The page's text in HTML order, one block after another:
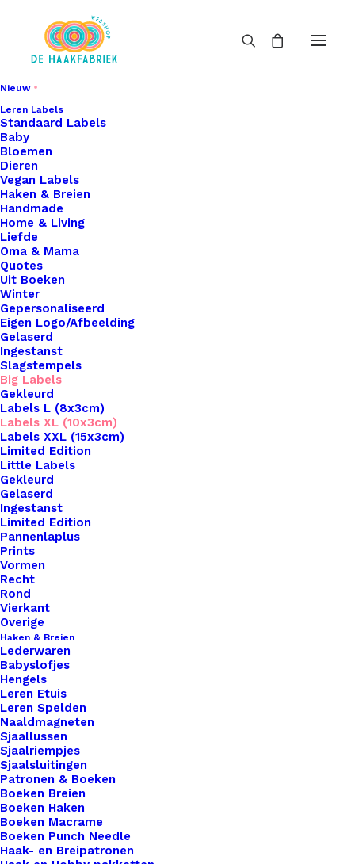
Nieuw
Leren Labels
Standaard Labels
Baby
Bloemen
Dieren
Vegan Labels
Haken & Breien
Handmade
Home & Living
Liefde
Oma & Mama
Quotes
Uit Boeken
Winter
Gepersonaliseerd
Eigen Logo/Afbeelding
Gelaserd
Ingestanst
Slagstempels
Big Labels
Gekleurd
Labels L (8x3cm)
Labels XL (10x3cm)
Labels XXL (15x3cm)
Limited Edition
Little Labels
Gekleurd
Gelaserd
Ingestanst
Limited Edition
Pannenlaplus
Prints
Vormen
Recht
Rond
Vierkant
Overige
Haken & Breien
Lederwaren
Babyslofjes
Hengels
Leren Etuis
Leren Spelden
Naaldmagneten
Sjaallussen
Sjaalriempjes
Sjaalsluitingen
Patronen & Boeken
Boeken Breien
Boeken Haken
Boeken Macrame
Boeken Punch Needle
Haak- en Breipatronen
Home
Leren Labels
Kerstman Big Labels Met Drukknoop 10x3cm
Kerstman Big Labels
Met Drukknoop
10x3cm
€3,50
Wil je je handgemaakte haak- en breiwerken naar
een hoger niveau tillen? Overweeg dan onze
prachtige leren labels, de perfecte finishing touch
voor al je creaties. Met onze labels voeg je niet
alleen een professionele uitstraling toe aan je
werk, maar ook een persoonlijk tintje dat jouw
ambachtelijke meesterwerken onderscheidt van
de rest. Voor de bewuste haak- en breisters onder
ons bieden we ook een assortiment vegan leren
labels aan die volledig diervriendelijk zijn.
Gemaakt van hoogwaardig synthetisch materiaal,